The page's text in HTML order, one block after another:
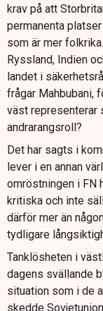
krav på att
permanenta
som är mer
Ryssland, Indien
landet i
frågar Mahbubani,
väst representerar
andrarangsroll?
Det har sagts i
lever i en annan
omröstningen i FN
kritiska och inte
därför mer än
tydligare
Tanklösheten i
dagens svällande
situation som i de
skedde